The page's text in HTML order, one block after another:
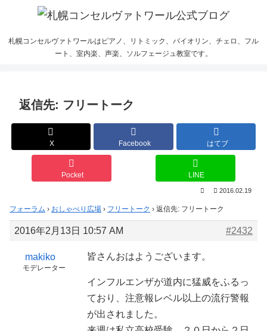
札幌コンセルヴァトワールはピアノ、リトミック、バイオリン、チェロ、フル
ート、室内楽、声楽、ソルフェージュ教室です。
返信先: フリートーク
X Facebook はてブ
Pocket LINE
2016.02.19
フォーラム › おしゃべり広場 › フリートーク › 返信先: フリートーク
2016年2月13日 10:57 AM #2432
makiko
モデレーター
皆さんおはようございます。
インフルエンザが道内に猛威をふるっ
ており、注意報レベル以上の流行警報
が出されました。